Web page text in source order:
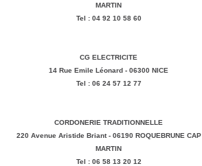
MARTIN
Tel : 04 92 10 58 60
CG ELECTRICITE
14 Rue Emile Léonard - 06300 NICE
Tel : 06 24 57 12 77
CORDONERIE TRADITIONNELLE
220 Avenue Aristide Briant - 06190 ROQUEBRUNE CAP
MARTIN
Tel : 06 58 13 20 12